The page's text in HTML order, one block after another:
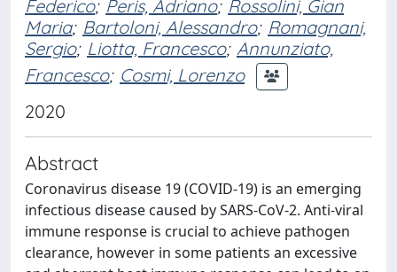
Federico; Peris, Adriano; Rossolini, Gian
Maria; Bartoloni, Alessandro; Romagnani,
Sergio; Liotta, Francesco; Annunziato,
Francesco; Cosmi, Lorenzo
2020
Abstract
Coronavirus disease 19 (COVID-19) is an emerging
infectious disease caused by SARS-CoV-2. Anti-viral
immune response is crucial to achieve pathogen
clearance, however in some patients an excessive